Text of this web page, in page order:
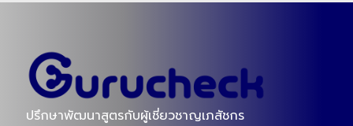
ปรึกษาพัฒนาสูตรกับผู้เชี่ยวชาญเภสัชกร